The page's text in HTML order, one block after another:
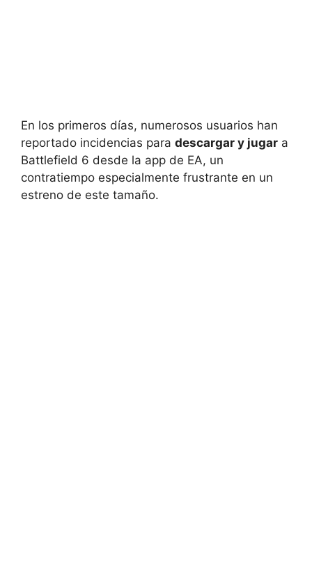
En los primeros días, numerosos usuarios han
reportado incidencias para descargar y jugar a
Battlefield 6 desde la app de EA, un
contratiempo especialmente frustrante en un
estreno de este tamaño.